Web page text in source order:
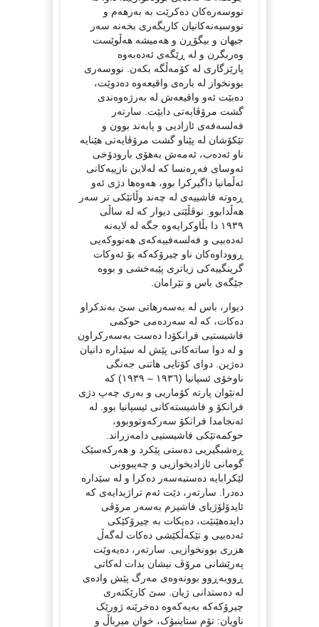
نووسەرەکان دەکرێت بە بەرهەم و
نووسیەنەکانیان کاریگەری بخەنە سەر
جیهان و بیگۆڕن و هەمیشە هەڵوێست
وەربگرن و لە ڕێگەی ئەدەبەوە
پارێزگاری لە کۆمەڵگە بکەن. نووسەری
بوونخواز لە بارەی واقیعەوە دەدوێت،
دەبێت ئەو واقیعەش لە بەرژەوەندی
گشت مرۆڤایەتی دابێت. سارتەر
فەلسەفەی ئازادیی و پابەند بوون و
تێکۆشان لە پێناو گشت مرۆڤایەتی هێنایە
ناو ئەدەب، ئەمەش بەهۆی بارودۆخی
ئەوسای فەڕەنسا کە لەلاین نازییەکانی
ئەڵمانیا داگیرکرا بوو، هەوەها دژی ئەو
ڕەوتە فاشییەی لە چەند وڵاتێکی تر سەر
هەڵدابوو. نوڤڵێتی دیوار کە لە ساڵی
١٩٣٩ دا بڵاوکرایەوە جگە لە لایەنە
ئەدەبیی و فەلسەفییەکەی هەنووکەیی
ڕووداوەکان ناو چیرۆکەکە بۆ ئەوکات
گرینگییەکی زیاتری پێبەخشی و بووە
جێگەی باس و تێرامان.
دیوار، باس لە بەسەرهاتی سێ بەندکراو
دەکات، کە لە سەردەمی حوکمی
فاشیستیی فرانکۆدا دەست بەسەرکراون
و لە دوا ساتەکانی پێش لە سێدارە دانیان
دەژین. دوای کۆتایی هاتنی جەنگی
ناوخۆی ئسپانیا (١٩٣٦ – ١٩٣٩) کە
لەنێوان پارتە کۆماریی و بەری چەپ دژی
فرانکۆ و فاشیستەکانی ئیسپانیا بوو. لە
ئەنجامدا فرانکۆ سەرکەوتووبوو،
حوکمەتێکی فاشیستیی دامەزراند.
ڕەشبگیریی دەستی پێکرد و هەرکەسێک
گومانی ئازادیخوازیی و چەپبوونی
لێکرابایە دەستبەسەر دەکرا و لە سێدارە
دەدرا. سارتەر، دێت ئەم تراژیدایەی کە
ئایدۆلۆژیای فاشیزم بەسەر مرۆڤی
دایدەهێنێت، دەیکات بە چیرۆکێکی
ئەدەبیی و تێکەڵکێشی دەکات لەگەڵ
هزری بوونخوازیی. سارتەر، دەیەوێت
پەرێشانی مرۆڤ نیشان بدات لەکاتی
ڕووبەڕوو بوونەوەی مەرگ پێش وادەی
لە دەستدانی ژیان. سێ کارێکتەری
چیرۆکەکە بەیەکەوە دەخرێنە ژورێک
ناویان: تۆم ستاینبۆک، خوان میرباڵ و